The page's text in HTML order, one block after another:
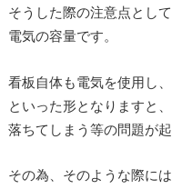
そうした際の注意点として
電気の容量です。
看板自体も電気を使用し
といった形となりますと
落ちてしまう等の問題が
その為、そのような際に